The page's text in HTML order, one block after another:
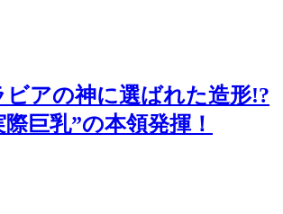
ビアの神に選ばれた造形!?
巨乳”の本領発揮！